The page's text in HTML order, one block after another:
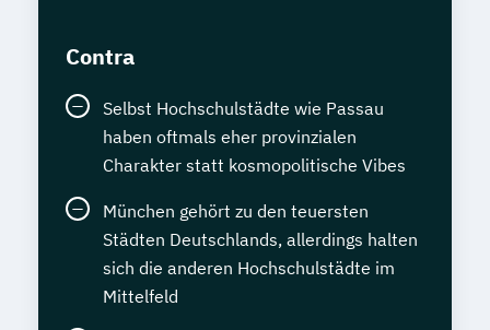
Contra
Selbst Hochschulstädte wie Passau
haben oftmals eher provinzialen
Charakter statt kosmopolitische Vibes
München gehört zu den teuersten
Städten Deutschlands, allerdings halten
sich die anderen Hochschulstädte im
Mittelfeld